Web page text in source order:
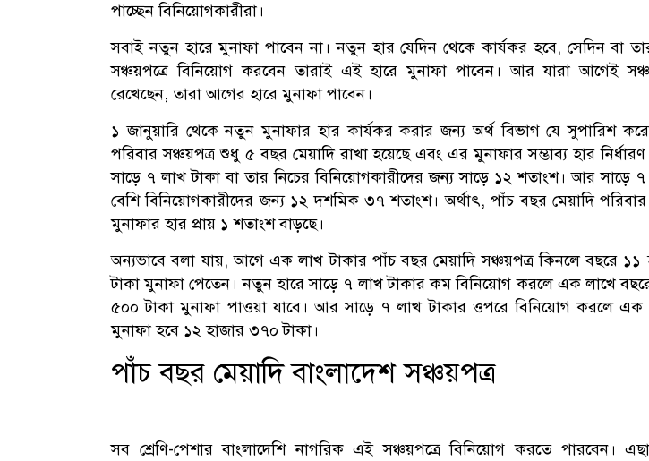
পাচ্ছেন বিনিয়োগকারীরা।
সবাই নতুন হারে মুনাফা পাবেন না। নতুন হার যেদিন থেকে কার্যকর হবে, সেদিন বা
সঞ্চয়পত্রে বিনিয়োগ করবেন তারাই এই হারে মুনাফা পাবেন। আর যারা আগেই
রেখেছেন, তারা আগের হারে মুনাফা পাবেন।
১ জানুয়ারি থেকে নতুন মুনাফার হার কার্যকর করার জন্য অর্থ বিভাগ যে সুপারিশ
পরিবার সঞ্চয়পত্র শুধু ৫ বছর মেয়াদি রাখা হয়েছে এবং এর মুনাফার সম্ভাব্য হার
সাড়ে ৭ লাখ টাকা বা তার নিচের বিনিয়োগকারীদের জন্য সাড়ে ১২ শতাংশ। আর সাড়ে
বেশি বিনিয়োগকারীদের জন্য ১২ দশমিক ৩৭ শতাংশ। অর্থাৎ, পাঁচ বছর মেয়াদি পরিবার
মুনাফার হার প্রায় ১ শতাংশ বাড়ছে।
অন্যভাবে বলা যায়, আগে এক লাখ টাকার পাঁচ বছর মেয়াদি সঞ্চয়পত্র কিনলে বছরে ১১
টাকা মুনাফা পেতেন। নতুন হারে সাড়ে ৭ লাখ টাকার কম বিনিয়োগ করলে এক লাখে
৫০০ টাকা মুনাফা পাওয়া যাবে। আর সাড়ে ৭ লাখ টাকার ওপরে বিনিয়োগ করলে এক
মুনাফা হবে ১২ হাজার ৩৭০ টাকা।
পাঁচ বছর মেয়াদি বাংলাদেশ সঞ্চয়পত্র
সব শ্রেণি-পেশার বাংলাদেশি নাগরিক এই সঞ্চয়পত্রে বিনিয়োগ করতে পারবেন।